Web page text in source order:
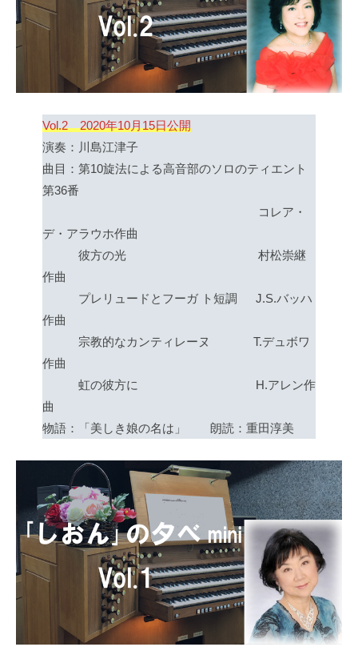
Vol.2 2020年10月15日公開
演奏：川島江津子
曲目：第10旋法による高音部のソロのティエント
第36番
コレア・
デ・アラウホ作曲
彼方の光 村松崇継
作曲
プレリュードとフーガ ト短調 J.S.バッハ
作曲
宗教的なカンティレーヌ T.デュボワ
作曲
虹の彼方に H.アレン作
曲
物語：「美しき娘の名は」 朗読：重田淳美